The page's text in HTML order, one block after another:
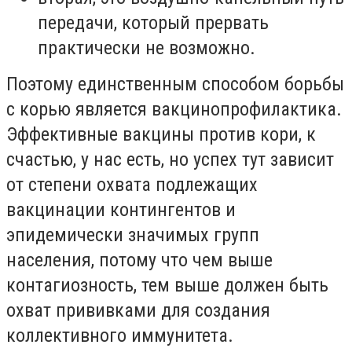
передачи, который прервать
практически не возможно.
Поэтому единственным способом борьбы
с корью является вакцинопрофилактика.
Эффективные вакцины против кори, к
счастью, у нас есть, но успех тут зависит
от степени охвата подлежащих
вакцинации контингентов и
эпидемически значимых групп
населения, потому что чем выше
контагиозность, тем выше должен быть
охват прививками для создания
коллективного иммунитета.